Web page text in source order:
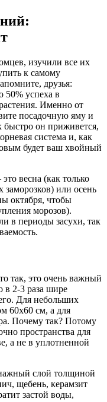
изучили все их
к самому
друзья:
50% успеха в
Именно от
посадочную яму и
быстро он приживется,
система и, как
будет ваш хвойный
весна (как только
заморозков) или осень
октября, чтобы
морозов).
в периоды засухи, так
так, это очень важный
в 2-3 раза шире
Для небольших
60х60 см, а для
Почему так? Потому
пространства для
а не в уплотненной
слой толщиной
щебень, керамзит
застой воды,